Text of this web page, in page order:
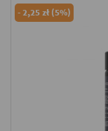
-2,25 zł (5%)